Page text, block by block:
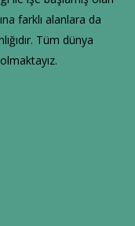
farklı alanlara da
Tüm dünya